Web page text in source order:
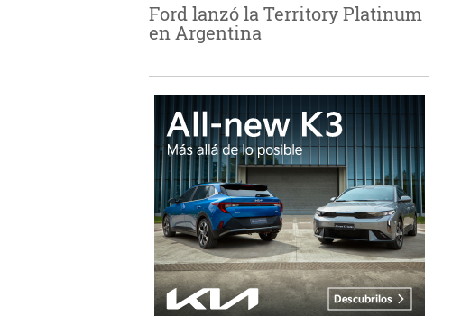
Ford lanzó la Territory Platinum
en Argentina